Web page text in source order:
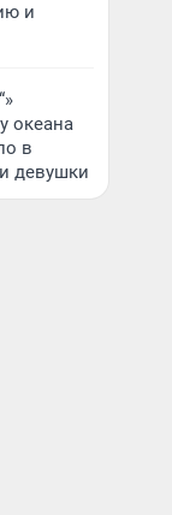
и
океана
в
девушки